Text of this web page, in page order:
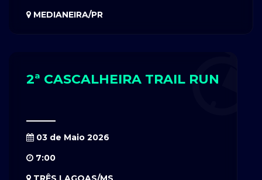
MEDIANEIRA/PR
2ª CASCALHEIRA TRAIL RUN
03 de Maio 2026
7:00